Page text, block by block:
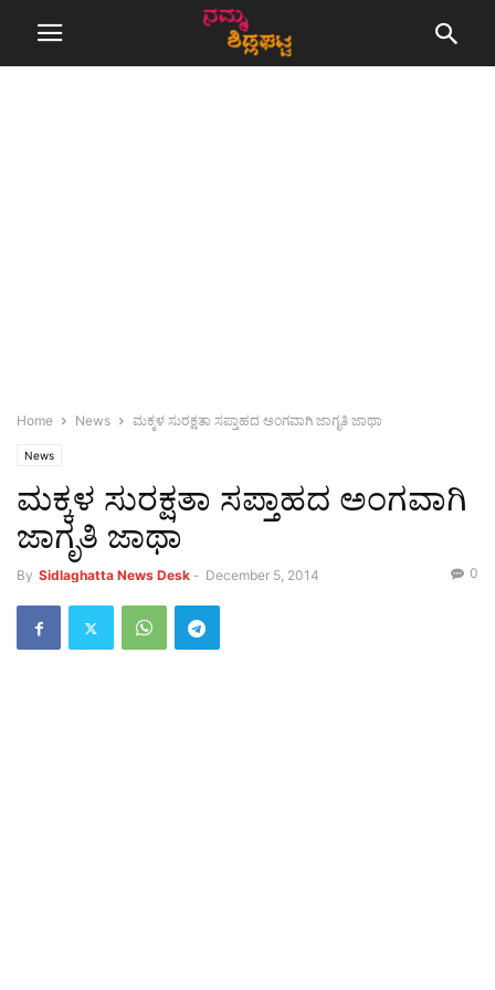
Home News ಮಕ್ಕಳ ಸುರಕ್ಷತಾ ಸಪ್ತಾಹದ ಅಂಗವಾಗಿ ಜಾಗೃತಿ ಜಾಥಾ
News
ಮಕ್ಕಳ ಸುರಕ್ಷತಾ ಸಪ್ತಾಹದ ಅಂಗವಾಗಿ
ಜಾಗೃತಿ ಜಾಥಾ
By Sidlaghatta News Desk - December 5, 2014 0